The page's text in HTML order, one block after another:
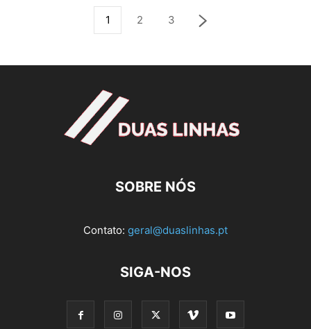
1 2 3
SOBRE NÓS
Contato: geral@duaslinhas.pt
SIGA-NOS